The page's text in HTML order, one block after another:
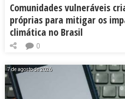
Comunidades vulneráveis
próprias para mitigar os
climática no Brasil
0
7 de agosto de 2026